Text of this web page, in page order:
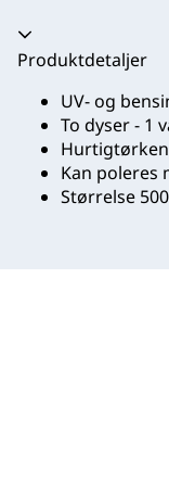
Trekkspill kollapset
Produktdetaljer
UV- og
To dyser - 1
Kan poleres
Størrelse